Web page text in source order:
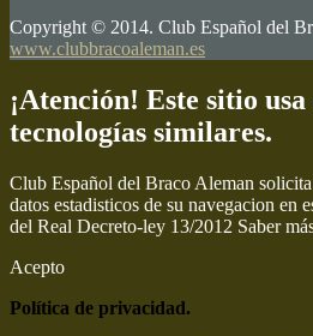
Copyright © 2014. Club Español del
www.clubbracoaleman.es
¡Atención! Este sitio
tecnologías similares.
Club Español del Braco Aleman
datos estadisticos de su navegacion en
del Real Decreto-ley 13/2012 Saber
Acepto
Política de privacidad.